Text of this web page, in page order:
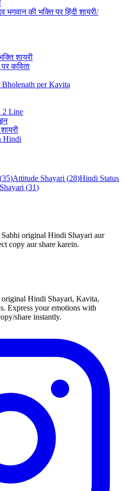
की भक्ति पर हिंदी शायरी/
शायरी
कविता
per Kavita
2 Line
Hindi
(35)Attitude Shayari (28)Hindi Status
(31)
original Hindi Shayari aur
copy aur share karein.
Hindi Shayari, Kavita,
Express your emotions with
share instantly.